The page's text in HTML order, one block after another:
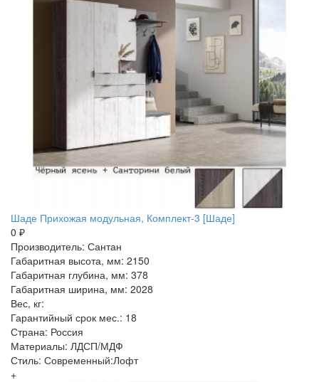
Шаде Прихожая модульная, Комплект-3 [Шаде]
0 ₽
Производитель: Сантан
Габаритная высота, мм: 2150
Габаритная глубина, мм: 378
Габаритная ширина, мм: 2028
Вес, кг:
Гарантийный срок мес.: 18
Страна: Россия
Материалы: ЛДСП/МДФ
Стиль: Современный:Лофт
+